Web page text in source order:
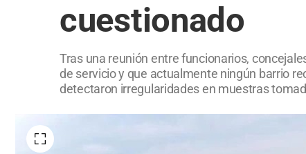
cuestionado
Tras una reunión entre funcionarios,
de servicio y que actualmente ningún barrio
detectaron irregularidades en muestras